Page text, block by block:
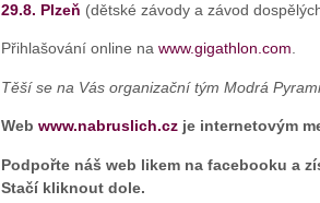
29.8. Plzeň (dětské závody a závod
Přihlašování online na www.gigathlon.com.
Těší se na Vás organizační tým Modrá
Web www.nabruslich.czje internetovým
Podpořte náš web likem na facebooku a
Stačí kliknout dole.